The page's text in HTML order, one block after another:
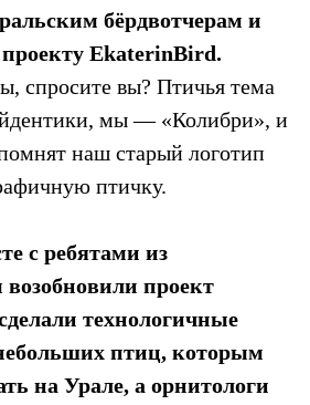
бёрдвотчерам и
EkaterinBird.
спросите вы? Птичья тема
мы — «Колибри», и
наш старый логотип
птичку.
с ребятами из
проект
технологичные
птиц, которым
на Урале, а орнитологи